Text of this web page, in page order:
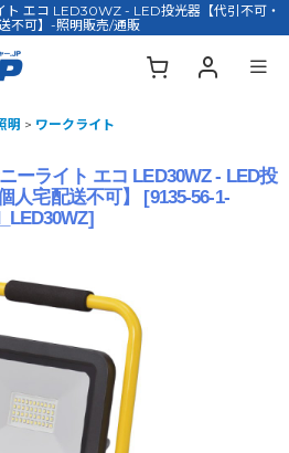
エコ LED30WZ - LED投光器【代引不可・
不可】-照明販売/通販
明 > ワークライト
ーライト エコ LED30WZ - LED投
人宅配送不可】
[9135-56-1-
]